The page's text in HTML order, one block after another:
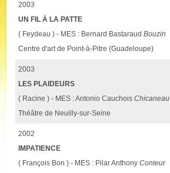
2003
UN FIL À LA PATTE
( Feydeau ) - MES : Bernard BastaraudBouzin
Centre d'art de Point-à-Pitre (Guadeloupe)
2003
LES PLAIDEURS
( Racine ) - MES : Antonio CauchoisChicaneau
Théâtre de Neuilly-sur-Seine
2002
IMPATIENCE
( François Bon ) - MES : Pilar AnthonyConteur